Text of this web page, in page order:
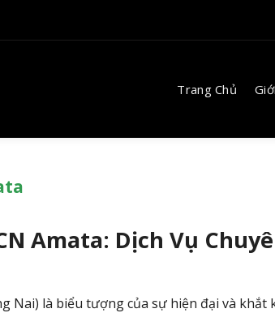
Trang Chủ
Amata: Dịch Vụ
Nai) là biểu tượng của sự hiện đại và khắt